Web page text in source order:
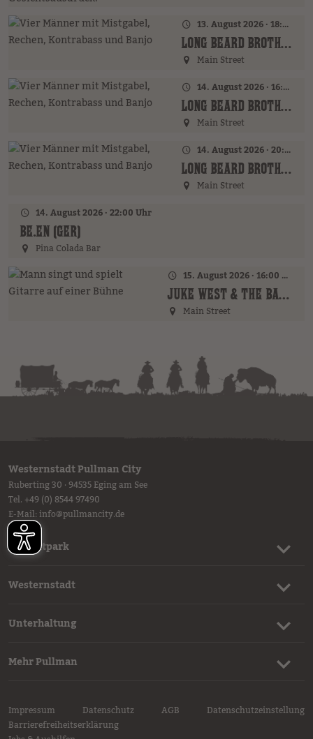
13. August 2026 · 18:00 Uhr
LONG BEARD BROTHERS (AT)
Main Street
14. August 2026 · 16:00 Uhr – 18:00 Uhr
LONG BEARD BROTHERS (AT)
Main Street
14. August 2026 · 20:00 Uhr
LONG BEARD BROTHERS (AT)
Main Street
14. August 2026 · 22:00 Uhr
BE.EN (GER)
Pina Colada Bar
15. August 2026 · 16:00 Uhr – 18:00 Uhr
JUKE WEST & THE BAND (AT)
Main Street
Westernstadt Pullman City
Ruberting 30 · 94535 Eging am See
Tel. +49 (0) 8544 97490
E-Mail:info@pullmancity.de
Freizeitpark
Westernstadt
Unterhaltung
Mehr Pullman
Impressum Datenschutz AGB
Datenschutzeinstellung
Barrierefreiheitserklärung